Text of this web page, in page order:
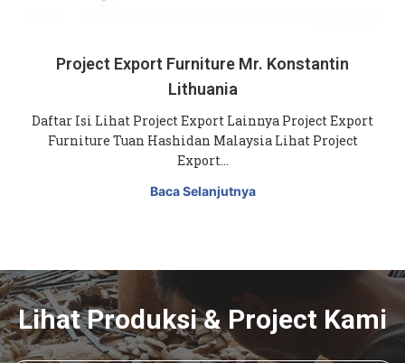
Project Export Furniture Mr. Konstantin
Lithuania
Daftar Isi Lihat Project Export Lainnya Project Export
Furniture Tuan Hashidan Malaysia Lihat Project
Export…
Baca Selanjutnya
Lihat Produksi & Project Kami